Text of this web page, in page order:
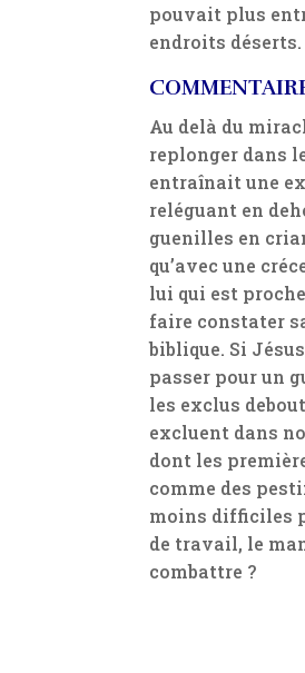
pouvait plus
endroits
Au delà du
replonger dans
entraînait une
reléguant en
guenilles en
qu’avec une
lui qui est
faire constater
biblique. Si
passer pour un
les exclus
excluent dans
dont les
comme des
moins difficiles
de travail, le
combattre ?